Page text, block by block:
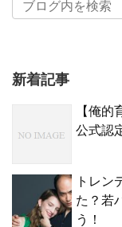
新着記事
【俺
公式認
トレン
た？若
う！